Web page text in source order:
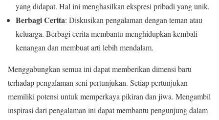
yang didapat. Hal ini menghasilkan ekspresi pribadi yang unik.
Berbagi Cerita: Diskusikan pengalaman dengan teman atau
keluarga. Berbagi cerita membantu menghidupkan kembali
kenangan dan membuat arti lebih mendalam.
Menggabungkan semua ini dapat memberikan dimensi baru
terhadap pengalaman seni pertunjukan. Setiap pertunjukan
memiliki potensi untuk memperkaya pikiran dan jiwa. Mengambil
inspirasi dari pengalaman ini dapat membantu pengunjung dalam